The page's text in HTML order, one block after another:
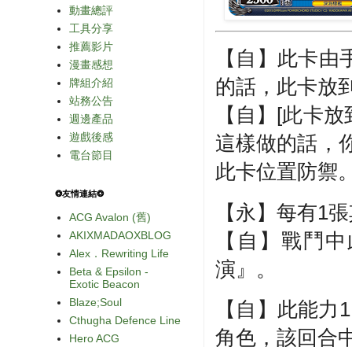
【自】此卡
的話，此卡放
【自】[此卡
這樣做的話，
此卡位置防禦
【永】每有1
【自】戰鬥
演』。
【自】此能
角色，該回合
動畫總評
工具分享
推薦影片
漫畫感想
牌組介紹
站務公告
週邊產品
遊戲後感
電台節目
❂友情連結❂
ACG Avalon (舊)
AKIXMADAOXBLOG
Alex．Rewriting Life
Beta & Epsilon -
Exotic Beacon
Blaze;Soul
Cthugha Defence Line
Hero ACG